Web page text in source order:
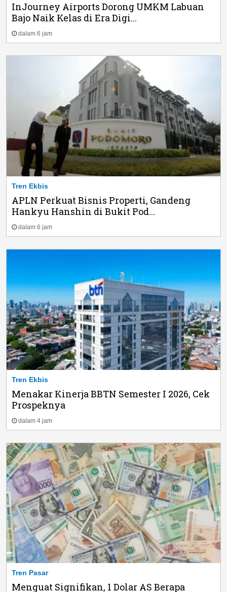
InJourney Airports Dorong UMKM Labuan
Bajo Naik Kelas di Era Digi...
dalam 6 jam
Tren Ekbis
APLN Perkuat Bisnis Properti, Gandeng
Hankyu Hanshin di Bukit Pod...
dalam 6 jam
Tren Ekbis
Menakar Kinerja BBTN Semester I 2026, Cek
Prospeknya
dalam 4 jam
Tren Pasar
Menguat Signifikan, 1 Dolar AS Berapa